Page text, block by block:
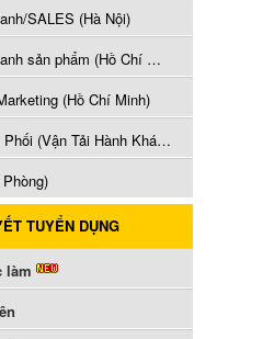
SALES (Hà Nội)
Nhân viên kinh doanh sản phẩm (Hồ Chí Minh)
(Hồ Chí Minh)
Chuyên Viên Điều Phối (Vận Tải Hành Khách) (Hà Nội)
TUYỂN DỤNG
làm